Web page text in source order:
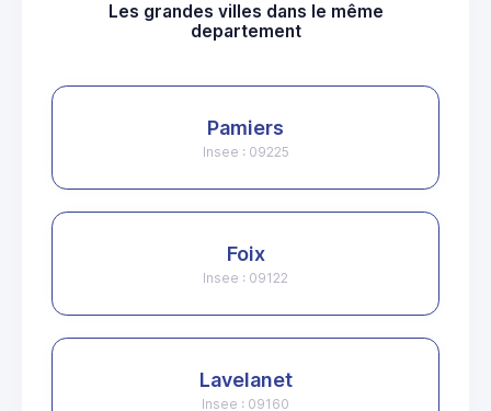
Les grandes villes dans le même
departement
Pamiers
Insee : 09225
Foix
Insee : 09122
Lavelanet
Insee : 09160